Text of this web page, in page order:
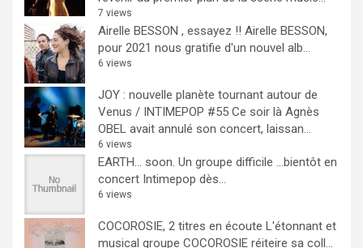
7 views
Airelle BESSON , essayez !! Airelle BESSON,
pour 2021 nous gratifie d'un nouvel alb...
6 views
JOY : nouvelle planète tournant autour de
Venus / INTIMEPOP #55 Ce soir là Agnès
OBEL avait annulé son concert, laissan...
6 views
EARTH… soon. Un groupe difficile ...bientôt en
concert Intimepop dès...
6 views
COCOROSIE, 2 titres en écoute L'étonnant et
musical groupe COCOROSIE réiteire sa coll...